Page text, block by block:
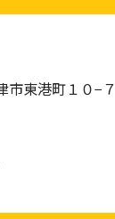
市東港町１０−７